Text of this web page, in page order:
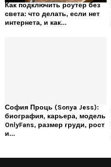
Как подключить роутер без
света: что делать, если нет
интернета, и как...
София Проць (Sonya Jess):
биография, карьера, модель
OnlyFans, размер груди, рост
и...